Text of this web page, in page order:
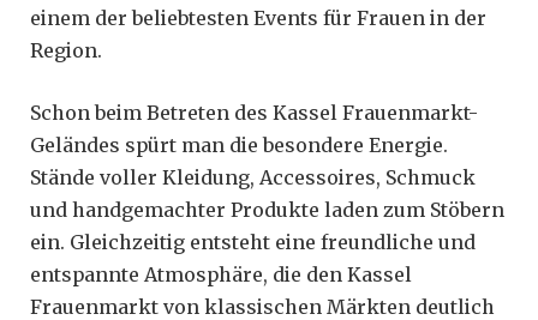
einem der beliebtesten Events für Frauen in der
Region.
Schon beim Betreten des Kassel Frauenmarkt-
Geländes spürt man die besondere Energie.
Stände voller Kleidung, Accessoires, Schmuck
und handgemachter Produkte laden zum Stöbern
ein. Gleichzeitig entsteht eine freundliche und
entspannte Atmosphäre, die den Kassel
Frauenmarkt von klassischen Märkten deutlich